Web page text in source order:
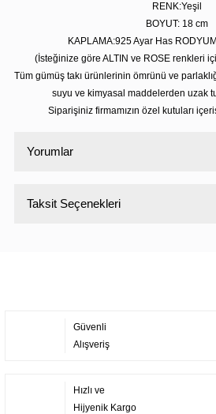
RENK:Yeşil
BOYUT: 18 cm
KAPLAMA:925 Ayar Has
(İsteğinize göre ALTIN ve ROSE renkleri
Tüm gümüş takı ürünlerinin ömrünü ve
suyu ve kimyasal maddelerden uzak
Siparişiniz firmamızın özel kutuları
Yorumlar
Taksit Seçenekleri
Güvenli
Alışveriş
Hızlı ve
Hijyenik Kargo